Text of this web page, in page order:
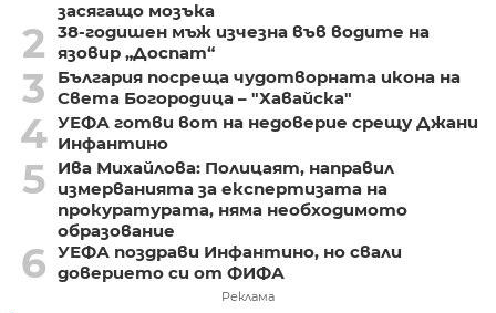
засягащо мозъка
2
38-годишен мъж изчезна във водите на
язовир „Доспат“
3
България посреща чудотворната икона на
Света Богородица – "Хавайска"
4 УЕФА готви вот на недоверие срещу Джани
Инфантино
5
Ива Михайлова: Полицаят, направил
измерванията за експертизата на
прокуратурата, няма необходимото
образование
6 УЕФА поздрави Инфантино, но свали
доверието си от ФИФА
Реклама